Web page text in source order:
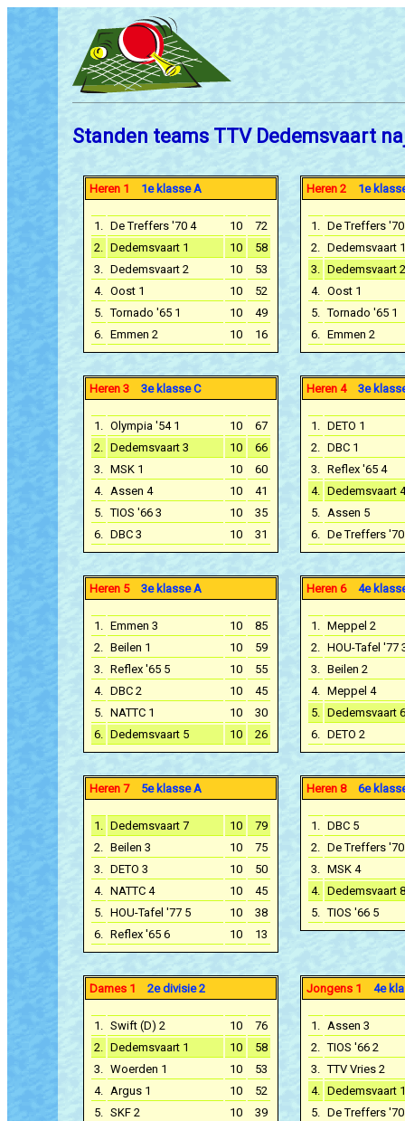
Standen teams TTV Dedemsvaart
Heren 1 1e klasse A
1. De Treffers '70 4 10
72
2. Dedemsvaart 1 10
58
3. Dedemsvaart 2 10
53
4. Oost 1 10
52
5. Tornado '65 1 10
49
6. Emmen 2 10 16
Heren 2 1e
1. De Treffers
2. Dedemsvaart 1
3. Dedemsvaart 2
4. Oost 1
5. Tornado '65 1
6. Emmen 2
Heren 3 3e klasse C
1. Olympia '54 1 10
67
2. Dedemsvaart 3 10
66
3. MSK 1 10
60
4. Assen 4 10
41
5. TIOS '66 3 10
35
6. DBC 3 10 31
Heren 4 3e
1. DETO 1
2. DBC 1
3. Reflex '65 4
4. Dedemsvaart 4
5. Assen 5
6. De Treffers
Heren 5 3e klasse A
1. Emmen 3 10
85
2. Beilen 1 10
59
3. Reflex '65 5 10
55
4. DBC 2 10
45
5. NATTC 1 10
30
6. Dedemsvaart 5 10 26
Heren 6 4e
1. Meppel 2
2. HOU-Tafel '77
3. Beilen 2
4. Meppel 4
5. Dedemsvaart 6
6. DETO 2
Heren 7 5e klasse A
1. Dedemsvaart 7 10
79
2. Beilen 3 10
75
3. DETO 3 10
50
4. NATTC 4 10
45
5. HOU-Tafel '77 5 10
38
6. Reflex '65 6 10 13
Heren 8 6e
1. DBC 5
2. De Treffers
3. MSK 4
4. Dedemsvaart 8
5. TIOS '66 5
Dames 1 2e divisie 2
1. Swift (D) 2 10
76
2. Dedemsvaart 1 10
58
3. Woerden 1 10
53
4. Argus 1 10
52
5. SKF 2 10
39
Jongens 1 4e
1. Assen 3
2. TIOS '66 2
3. TTV Vries 2
4. Dedemsvaart 1
5. De Treffers